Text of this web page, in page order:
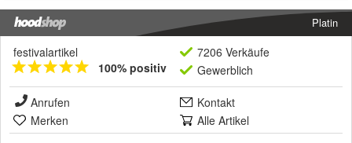
Platin
festivalartikel
100% positiv
7206 Verkäufe
Gewerblich
Anrufen
Kontakt
Merken
Alle Artikel